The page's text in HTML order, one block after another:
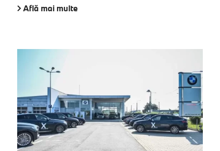
Află mai multe